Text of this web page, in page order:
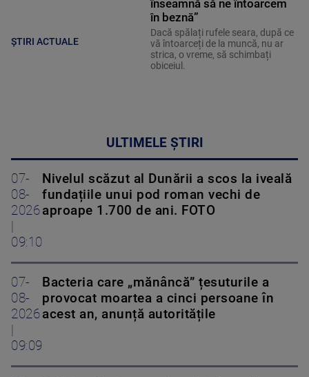
ȘTIRI ACTUALE
înseamnă să ne întoarcem
în beznă”
Dacă spălați rufele seara, după ce
vă întoarceți de la muncă, nu ar
strica, o vreme, să schimbați
obiceiul.
ULTIMELE ȘTIRI
07-
08-
2026
|
09:10
Nivelul scăzut al Dunării a scos la iveală
fundațiile unui pod roman vechi de
aproape 1.700 de ani. FOTO
07-
08-
2026
|
09:09
Bacteria care „mănâncă” țesuturile a
provocat moartea a cinci persoane în
acest an, anunță autoritățile